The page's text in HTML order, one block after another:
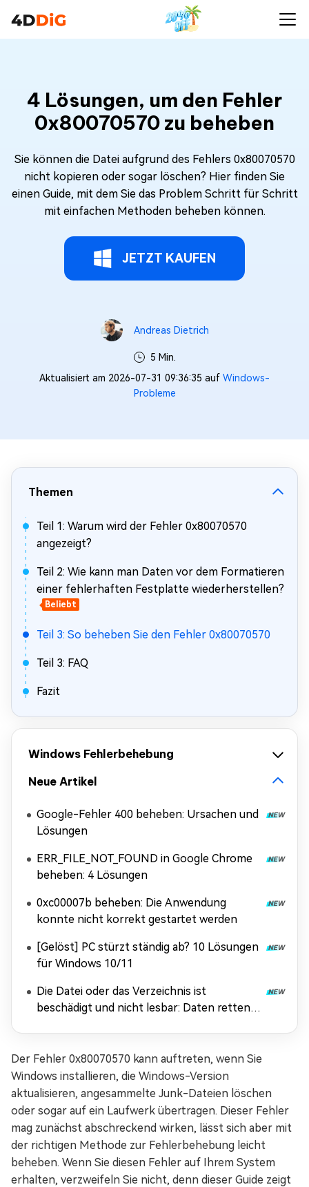
4 Lösungen, um den Fehler
0x80070570 zu beheben
Sie können die Datei aufgrund des Fehlers 0x80070570
nicht kopieren oder sogar löschen? Hier finden Sie
einen Guide, mit dem Sie das Problem Schritt für Schritt
mit einfachen Methoden beheben können.
JETZT KAUFEN
Andreas Dietrich
5 Min.
Aktualisiert am 2026-07-31 09:36:35 auf Windows-
Probleme
Themen
Teil 1: Warum wird der Fehler 0x80070570
angezeigt?
Teil 2: Wie kann man Daten vor dem Formatieren
einer fehlerhaften Festplatte wiederherstellen?
Beliebt
Teil 3: So beheben Sie den Fehler 0x80070570
Teil 3: FAQ
Fazit
Windows Fehlerbehebung
Neue Artikel
Google-Fehler 400 beheben: Ursachen und
Lösungen
ERR_FILE_NOT_FOUND in Google Chrome
beheben: 4 Lösungen
0xc00007b beheben: Die Anwendung
konnte nicht korrekt gestartet werden
[Gelöst] PC stürzt ständig ab? 10 Lösungen
für Windows 10/11
Die Datei oder das Verzeichnis ist
beschädigt und nicht lesbar: Daten retten &
Der Fehler 0x80070570 kann auftreten, wenn Sie
Windows installieren, die Windows-Version
aktualisieren, angesammelte Junk-Dateien löschen
oder sogar auf ein Laufwerk übertragen. Dieser Fehler
mag zunächst abschreckend wirken, lässt sich aber mit
der richtigen Methode zur Fehlerbehebung leicht
beheben. Wenn Sie diesen Fehler auf Ihrem System
erhalten, verzweifeln Sie nicht, denn dieser Guide zeigt